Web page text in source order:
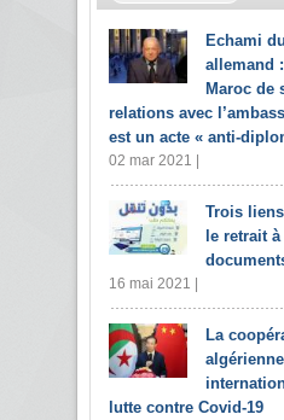
Echami
allemand
Maroc de
relations avec
est un acte « anti-
02 mar 2021 |
Trois
le retrait
16 mai 2021 |
La
lutte contre Covid-19